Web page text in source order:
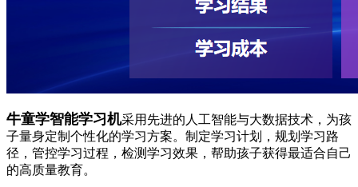
牛童学智能学习机采用先进的人工智能与大数据技术，为孩
子量身定制个性化的学习方案。制定学习计划，规划学习路
径，管控学习过程，检测学习效果，帮助孩子获得最适合自己
的高质量教育。